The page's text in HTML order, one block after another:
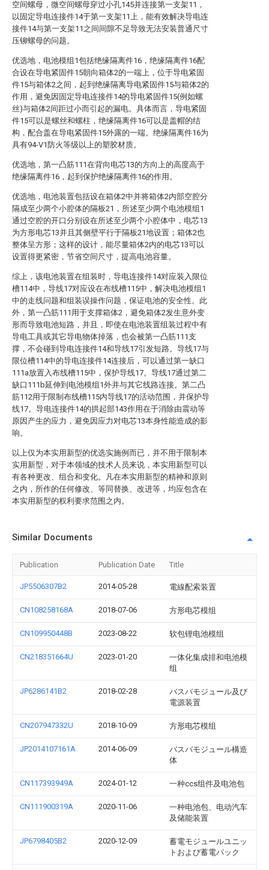
空间螺母，微空间螺母穿过小孔145并连接第一支架11，
以固定导电连接件14于第一支架11上，能有效解决导电连
接件14与第一支架11之间间隙不足导致无法安装普通尺寸
压铆螺母的问题。
优选地，电池模组1包括绝缘隔离件16，绝缘隔离件16配
合设在导电紧固件15朝向箱体2的一端上，位于导电紧固
件15与箱体2之间，起到绝缘隔离导电紧固件15与箱体2的
作用，避免因固定导电连接件14的导电紧固件15(例如螺
丝)与箱体2间距过小而引起的漏电。具体而言，导电紧固
件15可以是螺丝和螺柱，绝缘隔离件16可以是盖帽的结
构，配合盖在导电紧固件15外露的一端。绝缘隔离件16为
具有94-V1防火等级以上的塑胶材质。
优选地，第一凸筋111在背向电芯13的方向上的高度高于
绝缘隔离件16，起到保护绝缘隔离件16的作用。
优选地，电池装置包括设在箱体2中并将箱体2内部空腔分
隔成至少两个小腔体的隔板21，所述至少两个电池模组1
通过空腔的开口分别设在所述至少两个小腔体中，电芯13
为方形电芯13并且其侧壁平行于隔板21地设置；箱体2也
整体呈方形；这样的设计，能尽量箱体2内的电芯13可以
设置得更紧密，节省空间尺寸，提高电池容量。
综上，该电池装置在组装时，导电连接件14对应装入限位
槽114中，导线17对应设在布线槽115中，解决电池模组1
中的走线问题和组装误操作问题，保证电池的安全性。此
外，第一凸筋111用于支撑箱体2，避免箱体2发生意外变
形而导致电池短路，并且，即使在电池装置组装过程中有
导电工具或其它导电物体掉落，也会被第一凸筋111支
撑，不会碰到导电连接件14和导线17引发短路。导线17与
限位槽114中的导电连接件14连接后，可以通过第一缺口
111a放置入布线槽115中，保护导线17。导线17通过第二
缺口111b延伸到电池模组1外并与其它线路连接。第二凸
筋112用于限制布线槽115内导线17的活动范围，并保护导
线17。导电连接件14的拱起部143作用在于消除由震动等
原因产生的应力，避免因应力对电芯13本身性能造成的影
响。
以上仅为本实用新型的优选实施例而已，并不用于限制本
实用新型，对于本领域的技术人员来说，本实用新型可以
有各种更改、组合和变化。凡在本实用新型的精神和原则
之内，所作的任何修改、等同替换、改进等，均应包含在
本实用新型的权利要求范围之内。
Similar Documents
Publication Publication Date Title
JP5506307B2 2014-05-28 電線配索装置
CN108258168A 2018-07-06 方形电芯模组
CN109950448B 2023-08-22 软包锂电池模组
CN218351664U 2023-01-20
一体化集成排和电池模
组
JP6286141B2 2018-02-28
バスバモジュール及び
電源装置
CN207947332U 2018-10-09 方形电芯模组
JP2014107161A 2014-06-09
バスバモジュール構造
体
CN117393949A 2024-01-12 一种ccs组件及电池包
CN111900319A 2020-11-06
一种电池包、电动汽车
及储能装置
JP6798405B2 2020-12-09
蓄電モジュールユニッ
トおよび蓄電パック